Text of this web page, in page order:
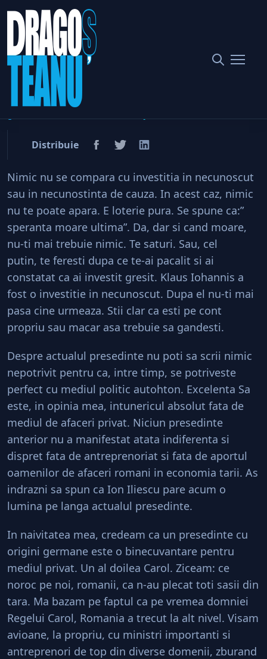
Home
Politic
Klaus Iohannis, cea mai proastă investiţie, ever!
Klaus Iohannis, cea mai
proastă investiţie, ever!
Distribuie
Nimic nu se compara cu investitia in necunoscut
sau in necunostinta de cauza. In acest caz, nimic
nu te poate apara. E loterie pura. Se spune ca:”
speranta moare ultima”. Da, dar si cand moare,
nu-ti mai trebuie nimic. Te saturi. Sau, cel
putin, te feresti dupa ce te-ai pacalit si ai
constatat ca ai investit gresit. Klaus Iohannis a
fost o investitie in necunoscut. Dupa el nu-ti mai
pasa cine urmeaza. Stii clar ca esti pe cont
propriu sau macar asa trebuie sa gandesti.
Despre actualul presedinte nu poti sa scrii nimic
nepotrivit pentru ca, intre timp, se potriveste
perfect cu mediul politic autohton. Excelenta Sa
este, in opinia mea, intunericul absolut fata de
mediul de afaceri privat. Niciun presedinte
anterior nu a manifestat atata indiferenta si
dispret fata de antreprenoriat si fata de aportul
oamenilor de afaceri romani in economia tarii. As
indrazni sa spun ca Ion Iliescu pare acum o
lumina pe langa actualul presedinte.
In naivitatea mea, credeam ca un presedinte cu
origini germane este o binecuvantare pentru
mediul privat. Un al doilea Carol. Ziceam: ce
noroc pe noi, romanii, ca n-au plecat toti sasii din
tara. Ma bazam pe faptul ca pe vremea domniei
Regelui Carol, Romania a trecut la alt nivel. Visam
avioane, la propriu, cu ministri importanti si
antreprenori de top din diverse domenii, zburand